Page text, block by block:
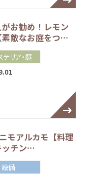
お勧め！レモン
素敵なお庭をつ…
テリア・庭
モアルカモ【料理
ッチン…
設備